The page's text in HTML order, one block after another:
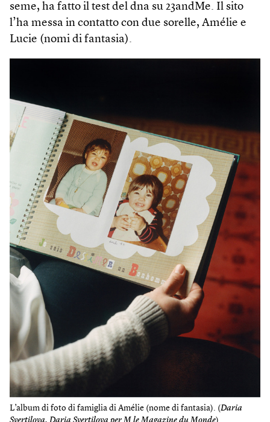
seme, ha fatto il test del dna su 23andMe. Il sito
l’ha messa in contatto con due sorelle, Amélie e
Lucie (nomi di fantasia).
L’album di foto di famiglia di Amélie (nome di fantasia). (Daria
Svertilova, Daria Svertilova per M le Magazine du Monde)